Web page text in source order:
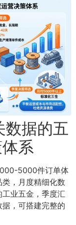
数据的五
系
5000件订单体
，月度精细化数
业五金，季度汇
，可搭建完整的